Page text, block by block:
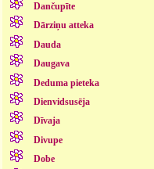
Dančupīte
Dārziņu atteka
Dauda
Daugava
Deduma pieteka
Dienvidsusēja
Dīvaja
Divupe
Dobe